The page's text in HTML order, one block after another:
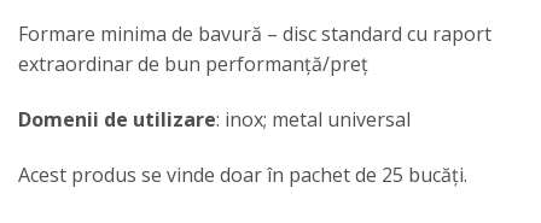
Formare minima de bavură – disc standard cu raport
extraordinar de bun performanță/preț
Domenii de utilizare: inox; metal universal
Acest produs se vinde doar în pachet de 25 bucăți.